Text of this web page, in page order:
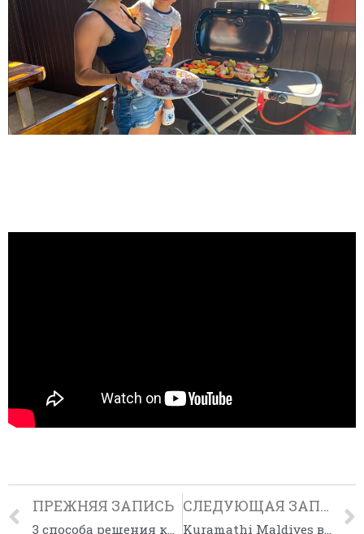
ПРЕЖНЯЯ ЗАПИСЬ
3 способа решения кадрового вопроса в турагентстве. Где взять команду менеджеров?
СЛЕДУЮЩАЯ ЗАПИСЬ
Kuramathi Maldives выпускает приложение Guest Experiences
ОТПРАВИТЬ